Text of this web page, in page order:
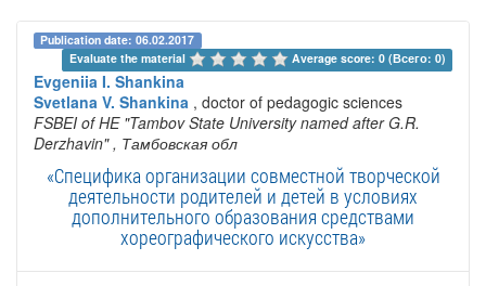
Publication date: 06.02.2017
Evaluate the material
Average score: 0 (Всего: 0)
Evgeniia I. Shankina
Svetlana V. Shankina , doctor of pedagogic sciences
FSBEI of HE "Tambov State University named after G.R.
Derzhavin" , Тамбовская обл
«Специфика организации совместной творческой
деятельности родителей и детей в условиях
дополнительного образования средствами
хореографического искусства»